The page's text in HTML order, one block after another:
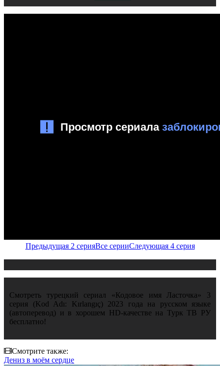
Предыдущая 2 серияВсе серииСледующая 4 серия
Смотреть турецкий сериал «Кодовое имя Ласточка» 3
серия (Kod Adı: Kırlangıç) 2023 года на русском языке
(автоперевод) и в хорошем HD-качестве на Турк ТВ РУ
бесплатно!
Смотрите также:
Дениз в моём сердце